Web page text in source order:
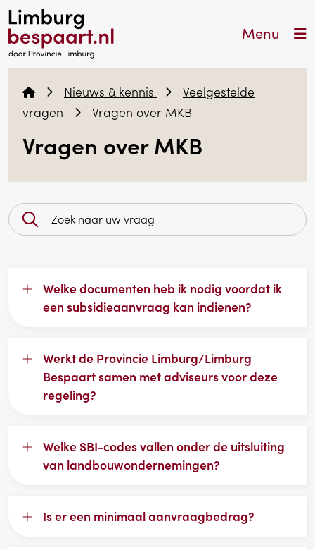
Menu
Nieuws & kennis
Veelgestelde
vragen
Vragen over MKB
Vragen over MKB
Welke documenten heb ik nodig voordat ik
een subsidieaanvraag kan indienen?
Werkt de Provincie Limburg/Limburg
Bespaart samen met adviseurs voor deze
regeling?
Welke SBI-codes vallen onder de uitsluiting
van landbouwondernemingen?
Is er een minimaal aanvraagbedrag?